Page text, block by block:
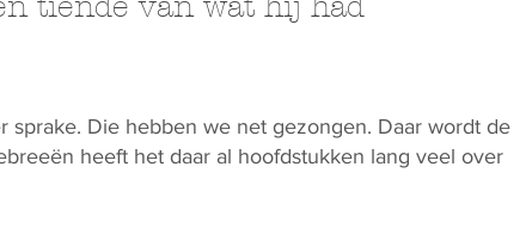
tiende van wat hij had
sprake. Die hebben we net gezongen. Daar wordt de
heeft het daar al hoofdstukken lang veel over